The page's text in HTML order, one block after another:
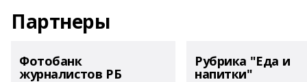
Партнеры
Фотобанк
журналистов РБ
Рубрика "Еда и
напитки"